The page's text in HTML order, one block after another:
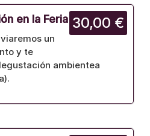
30,00 €
en la Feria
un
y te
ambientea